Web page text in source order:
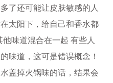
了还可能让皮肤敏感的人
太阳下，给自己和香水都
味道混合在一起 有些人
味道，这可是错误概念！
盖掉火锅味的话，结果会